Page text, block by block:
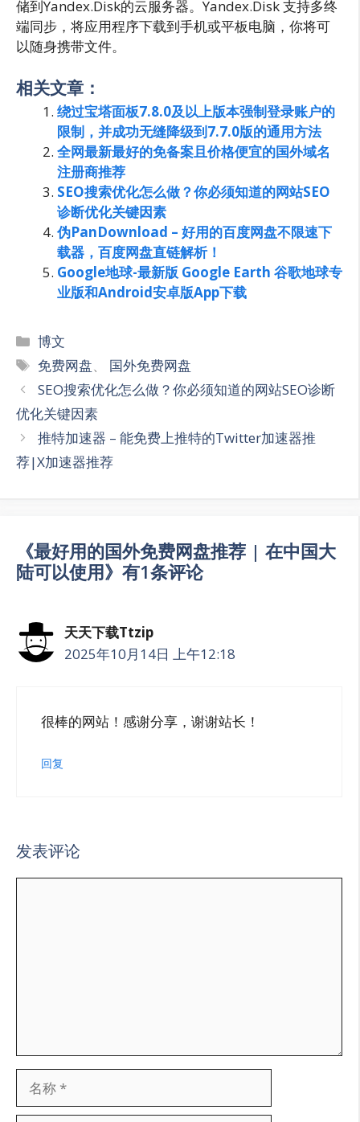
储到Yandex.Disk的云服务器。Yandex.Disk 支持多终
端同步，将应用程序下载到手机或平板电脑，你将可
以随身携带文件。
相关文章：
绕过宝塔面板7.8.0及以上版本强制登录账户的
限制，并成功无缝降级到7.7.0版的通用方法
全网最新最好的免备案且价格便宜的国外域名
注册商推荐
SEO搜索优化怎么做？你必须知道的网站SEO
诊断优化关键因素
伪PanDownload – 好用的百度网盘不限速下
载器，百度网盘直链解析！
Google地球-最新版 Google Earth 谷歌地球专
业版和Android安卓版App下载
分
类
博文
标
签
免费网盘、 国外免费网盘
SEO搜索优化怎么做？你必须知道的网站SEO诊断
优化关键因素
推特加速器 – 能免费上推特的Twitter加速器推
荐|X加速器推荐
《最好用的国外免费网盘推荐 | 在中国大
陆可以使用》有1条评论
天天下载Ttzip
2025年10月14日 上午12:18
很棒的网站！感谢分享，谢谢站长！
回复
发表评论